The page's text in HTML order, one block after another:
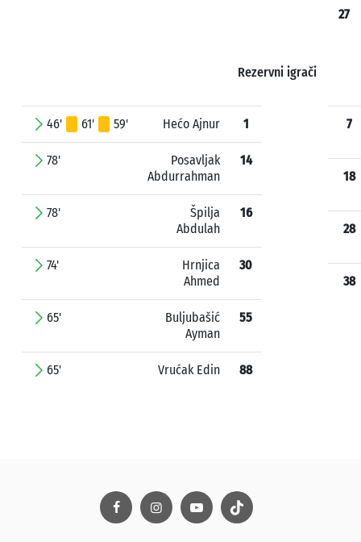
27
Rezervni igrači
46' 61' 59' Hećo Ajnur 1
78'
Posavljak
Abdurrahman
14
78'
Špilja
Abdulah
16
74'
Hrnjica
Ahmed
30
65'
Buljubašić
Ayman
55
65' Vrućak Edin 88
7
18
28
38